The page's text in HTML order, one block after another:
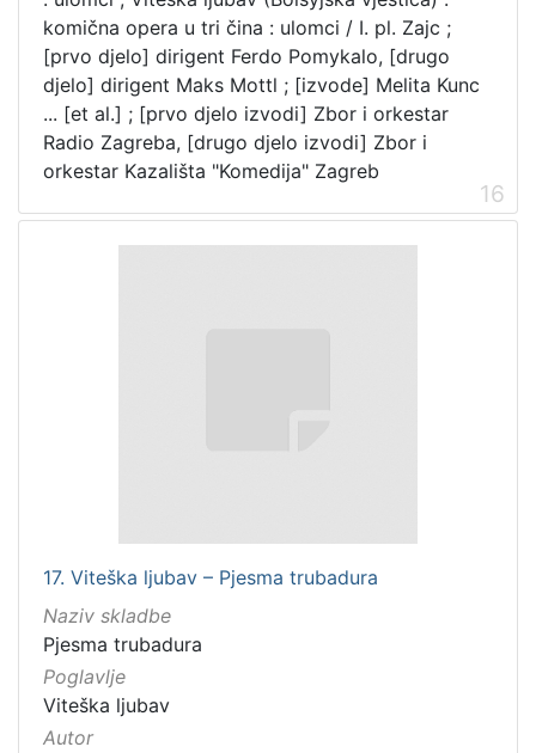
komična opera u tri čina : ulomci / I. pl. Zajc ;
[prvo djelo] dirigent Ferdo Pomykalo, [drugo
djelo] dirigent Maks Mottl ; [izvode] Melita Kunc
... [et al.] ; [prvo djelo izvodi] Zbor i orkestar
Radio Zagreba, [drugo djelo izvodi] Zbor i
orkestar Kazališta "Komedija" Zagreb
16
17. Viteška ljubav – Pjesma trubadura
Naziv skladbe
Pjesma trubadura
Poglavlje
Viteška ljubav
Autor